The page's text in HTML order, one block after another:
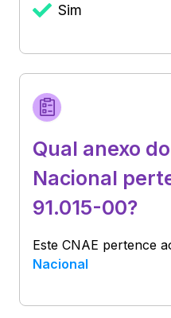
Sim
Qual anexo
Nacional
91.015-00?
Este CNAE pertence
Nacional